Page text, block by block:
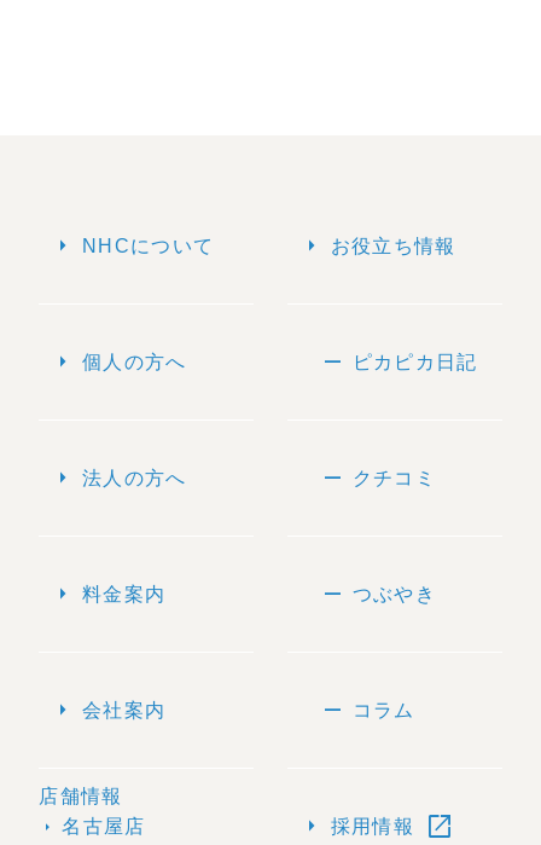
arrow_right NHCについて
arrow_right 個人の方へ
arrow_right 法人の方へ
arrow_right 料金案内
arrow_right 会社案内
店舗情報
arrow_right 名古屋店
arrow_right お役立ち情報
remove ピカピカ日記
remove クチコミ
remove つぶやき
remove コラム
arrow_right 採用情報 open_in_new